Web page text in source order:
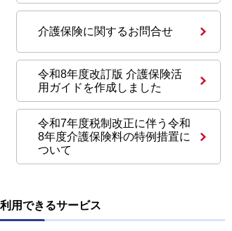
介護保険に関するお問合せ
令和8年度改訂版 介護保険活
用ガイドを作成しました
令和7年度税制改正に伴う令和
8年度介護保険料の特例措置に
ついて
利用できるサービス